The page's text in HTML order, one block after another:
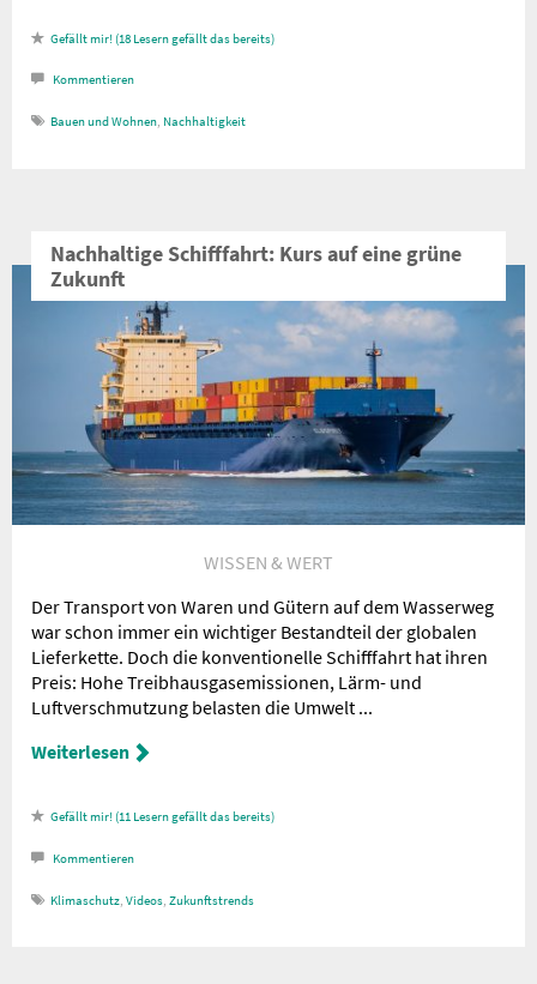
18 Lesern gefällt das
Kommentieren
Bauen und Wohnen, Nachhaltigkeit
Nachhaltige Schifffahrt: Kurs auf eine grüne
Zukunft
WISSEN & WERT
Der Transport von Waren und Gütern auf dem Wasserweg
war schon immer ein wichtiger Bestandteil der globalen
Lieferkette. Doch die konventionelle Schifffahrt hat ihren
Preis: Hohe Treibhausgasemissionen, Lärm- und
Luftverschmutzung belasten die Umwelt ...
Weiterlesen
11 Lesern gefällt das
Kommentieren
Klimaschutz, Videos, Zukunftstrends